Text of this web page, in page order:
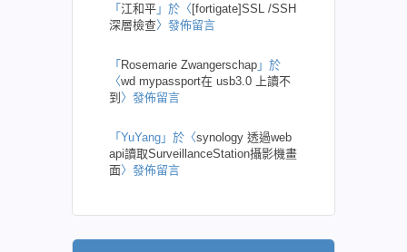
「 江和平 」於〈 [fortigate]SSL /SSH
深層檢查〉發佈留言
「 Rosemarie Zwangerschap 」於
〈wd mypassport在 usb3.0 上讀不
到 〉發佈留言
「 YuYang 」於〈synology 透過web
api讀取SurveillanceStation攝影機畫
面〉發佈留言